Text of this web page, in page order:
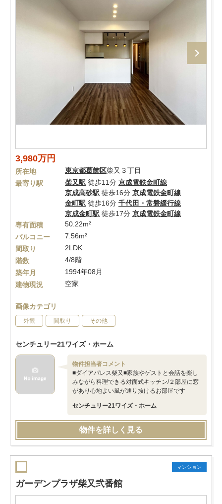
3,980万円
所在地 東京都葛飾区柴又３丁目
最寄り駅
柴又駅 徒歩11分 京成電鉄金町線
京成高砂駅 徒歩16分 京成電鉄金町線
金町駅 徒歩16分 千代田・常磐緩行線
京成金町駅 徒歩17分 京成電鉄金町線
専有面積
50.22m²
バルコニー
7.56m²
間取り
2LDK
階数
4/8階
築年月
1994年08月
建物現況
空家
画像カテゴリ
外観 間取り その他
センチュリー21ワイズ・ホーム
物件担当者コメント
■ダイアパレス柴又■家族やゲストと会話を楽し
みながら料理できる対面式キッチン/２部屋に窓
があり心地よい風が通り抜けるお部屋です
センチュリー21ワイズ・ホーム
物件を詳しく見る
マンション
ガーデンプラザ柴又弐番館